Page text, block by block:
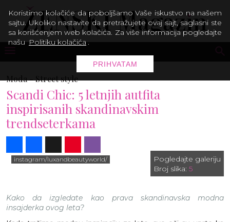
Moda -Street style
Scandi Chic: 5 letnjih autfita
inspirisanih skandinavskim
trendseterkama
instagram/luxandbeautyworld/
Pogledajte galeriju
Broj slika: 5
Kako da izgledate kao prava skandinavska modna
insajderka ovog leta?
Koristimo kolačiće da poboljšamo Vaše iskustvo na našem
sajtu. Ukoliko nastavite da pretražujete ovaj sajt, saglasni ste
sa korišćenjem web kolačića. Za više informacija pogledajte
našu Politiku kolačića .
PRIHVATAM